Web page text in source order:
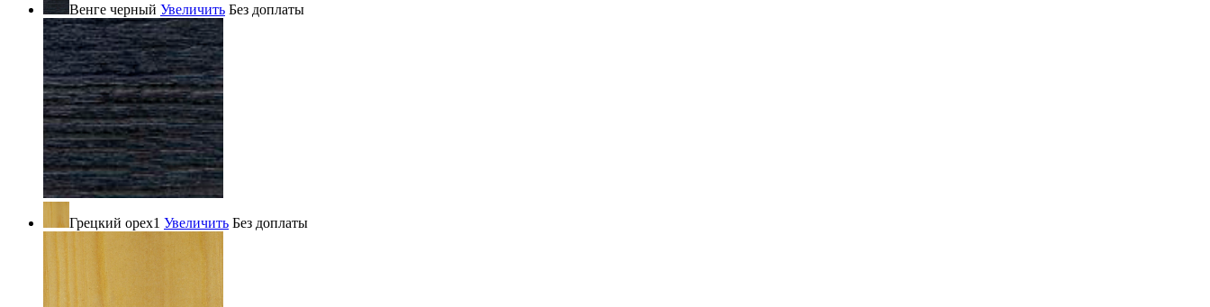
Венге черный Увеличить Без доплаты
Грецкий орех1 Увеличить Без доплаты